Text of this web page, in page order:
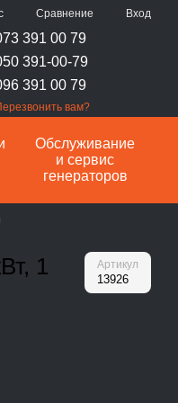
Сравнение Вход
391 00 79
391-00-79
391 00 79
вам?
Обслуживание
и сервис
генераторов
1 Артикул
13926